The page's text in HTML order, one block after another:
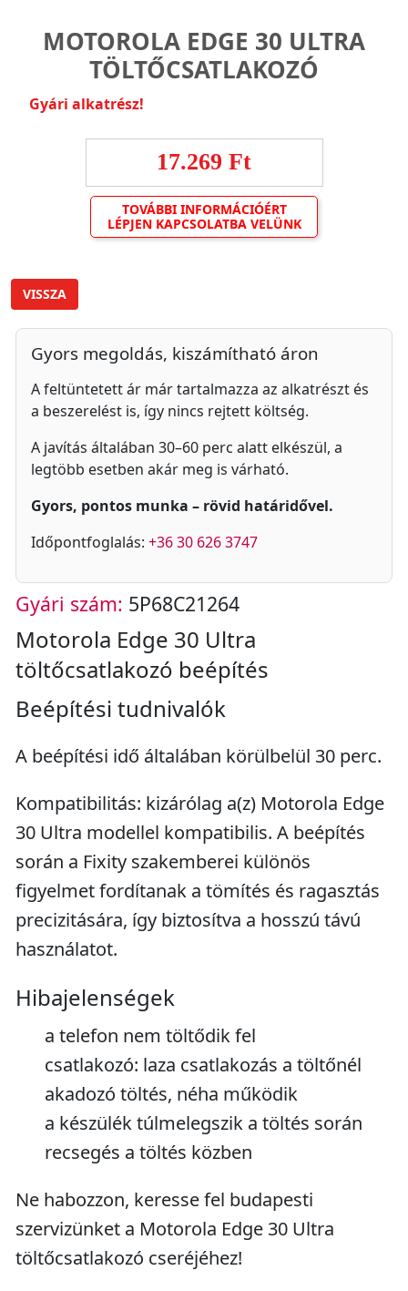
MOTOROLA EDGE 30 ULTRA
TÖLTŐCSATLAKOZÓ
Gyári alkatrész!
17.269 Ft
TOVÁBBI INFORMÁCIÓÉRT
LÉPJEN KAPCSOLATBA VELÜNK
VISSZA
Gyors megoldás, kiszámítható áron
A feltüntetett ár már tartalmazza az alkatrészt és
a beszerelést is, így nincs rejtett költség.
A javítás általában 30–60 perc alatt elkészül, a
legtöbb esetben akár meg is várható.
Gyors, pontos munka – rövid határidővel.
Időpontfoglalás: +36 30 626 3747
Gyári szám: 5P68C21264
Motorola Edge 30 Ultra
töltőcsatlakozó beépítés
Beépítési tudnivalók
A beépítési idő általában körülbelül 30 perc.
Kompatibilitás: kizárólag a(z) Motorola Edge
30 Ultra modellel kompatibilis. A beépítés
során a Fixity szakemberei különös
figyelmet fordítanak a tömítés és ragasztás
precizitására, így biztosítva a hosszú távú
használatot.
Hibajelenségek
a telefon nem töltődik fel
csatlakozó: laza csatlakozás a töltőnél
akadozó töltés, néha működik
a készülék túlmelegszik a töltés során
recsegés a töltés közben
Ne habozzon, keresse fel budapesti
szervizünket a Motorola Edge 30 Ultra
töltőcsatlakozó cseréjéhez!